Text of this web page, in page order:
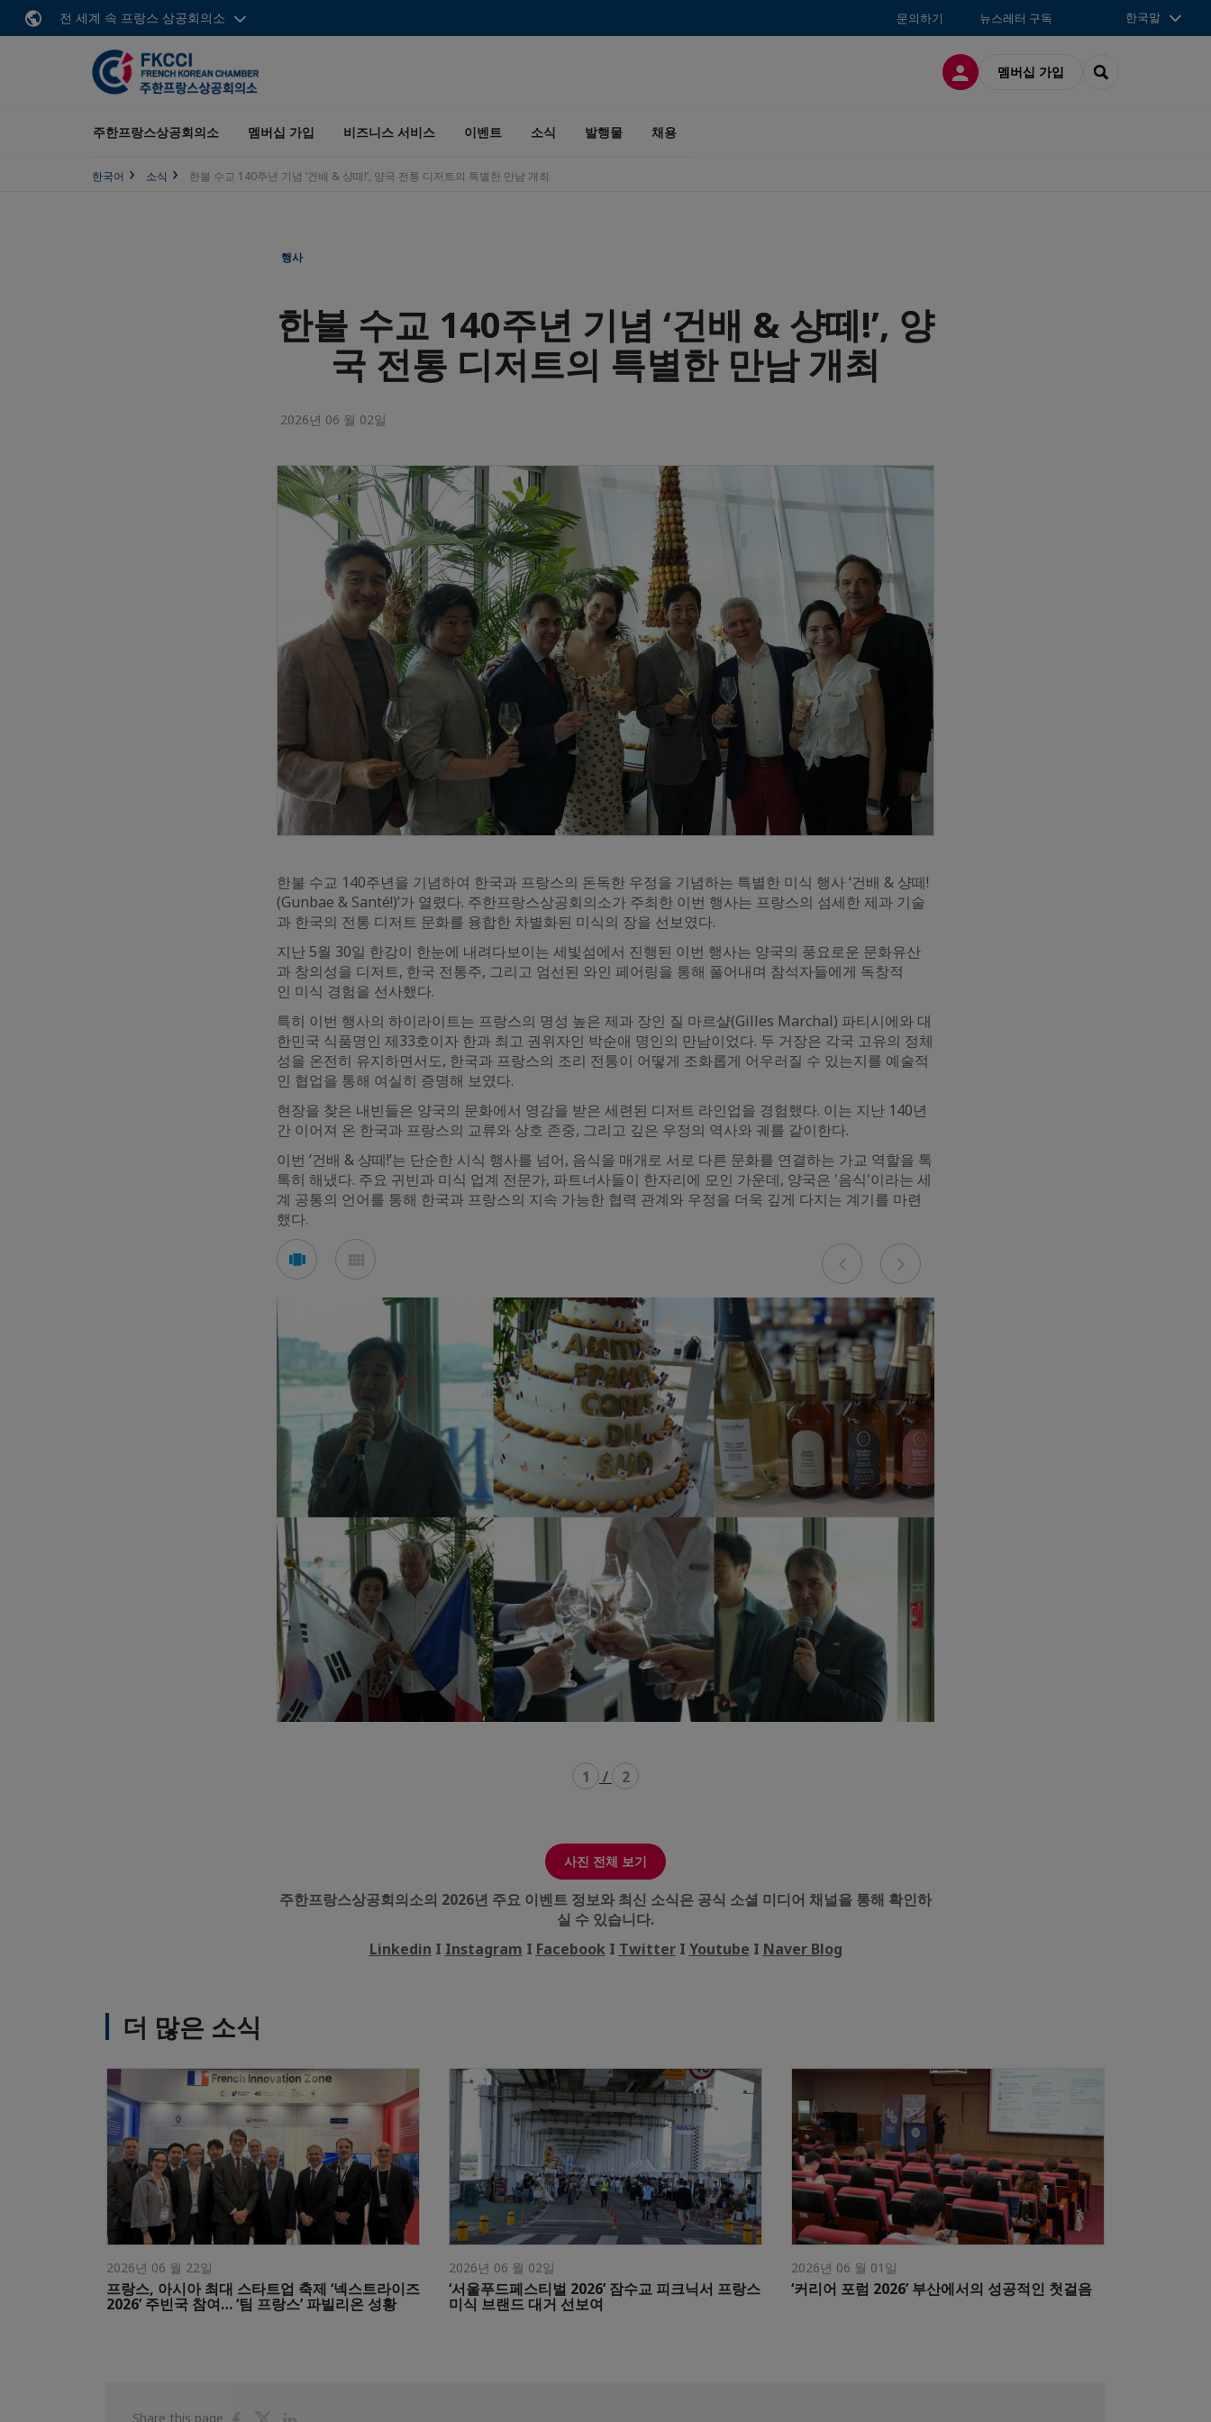
전 세계 속 프랑스 상공회의소 문의하기 뉴스레터 구독 한국말
접속 멤버십 가입 SEARCH
주한프랑스상공회의소 멤버십 가입 비즈니스 서비스 이벤트 소식 발행물 채용
한국어 소식 한불 수교 140주년 기념 ‘건배 & 샹떼!’, 양국 전통 디저트의 특별한 만남 개최
행사
한불 수교 140주년 기념 ‘건배 & 샹떼!’, 양
국 전통 디저트의 특별한 만남 개최
2026년 06 월 02일
한불 수교 140주년을 기념하여 한국과 프랑스의 돈독한 우정을 기념하는 특별한 미식 행사 ‘건배 & 샹떼!
(Gunbae & Santé!)’가 열렸다. 주한프랑스상공회의소가 주최한 이번 행사는 프랑스의 섬세한 제과 기술
과 한국의 전통 디저트 문화를 융합한 차별화된 미식의 장을 선보였다.
지난 5월 30일 한강이 한눈에 내려다보이는 세빛섬에서 진행된 이번 행사는 양국의 풍요로운 문화유산
과 창의성을 디저트, 한국 전통주, 그리고 엄선된 와인 페어링을 통해 풀어내며 참석자들에게 독창적
인 미식 경험을 선사했다.
특히 이번 행사의 하이라이트는 프랑스의 명성 높은 제과 장인 질 마르샬(Gilles Marchal) 파티시에와 대
한민국 식품명인 제33호이자 한과 최고 권위자인 박순애 명인의 만남이었다. 두 거장은 각국 고유의 정체
성을 온전히 유지하면서도, 한국과 프랑스의 조리 전통이 어떻게 조화롭게 어우러질 수 있는지를 예술적
인 협업을 통해 여실히 증명해 보였다.
현장을 찾은 내빈들은 양국의 문화에서 영감을 받은 세련된 디저트 라인업을 경험했다. 이는 지난 140년
간 이어져 온 한국과 프랑스의 교류와 상호 존중, 그리고 깊은 우정의 역사와 궤를 같이한다.
이번 ‘건배 & 샹떼!’는 단순한 시식 행사를 넘어, 음식을 매개로 서로 다른 문화를 연결하는 가교 역할을 톡
톡히 해냈다. 주요 귀빈과 미식 업계 전문가, 파트너사들이 한자리에 모인 가운데, 양국은 '음식'이라는 세
계 공통의 언어를 통해 한국과 프랑스의 지속 가능한 협력 관계와 우정을 더욱 깊게 다지는 계기를 마련
했다.
See
carouselmosaic
Previous
1 / 2
사진 전체 보기
주한프랑스상공회의소의 2026년 주요 이벤트 정보와 최신 소식은 공식 소셜 미디어 채널을 통해 확인하
실 수 있습니다.
Linkedin I Instagram I FacebookI TwitterI Youtube I Naver Blog
더 많은 소식
2026년 06 월 22일
프랑스, 아시아 최대 스타트업 축제 ‘넥스트라이즈
2026’ 주빈국 참여… ‘팀 프랑스’ 파빌리온 성황
2026년 06 월 02일
‘서울푸드페스티벌 2026’ 잠수교 피크닉서 프랑스
미식 브랜드 대거 선보여
2026년 06 월 01일
‘커리어 포럼 2026’ 부산에서의 성공적인 첫걸음
Share this page
ShareShare